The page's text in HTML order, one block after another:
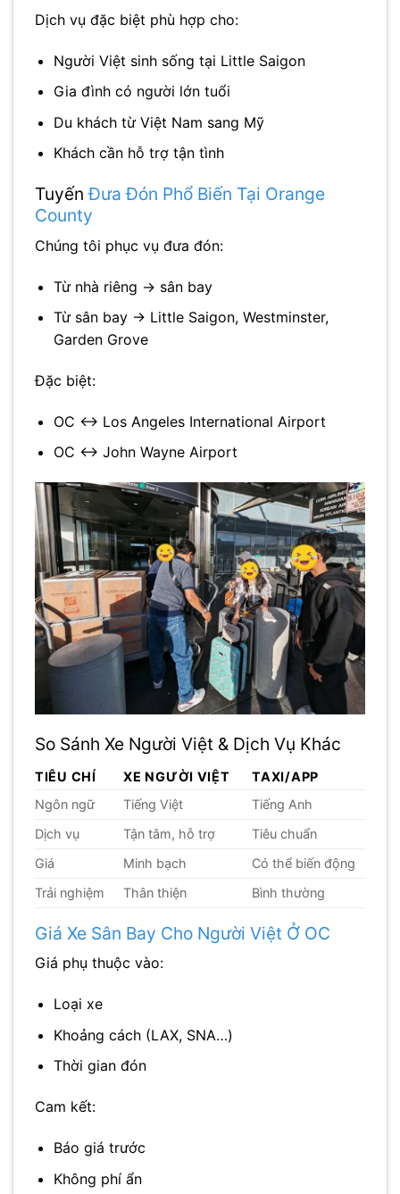
Dịch vụ đặc biệt phù hợp cho:
Người Việt sinh sống tại Little Saigon
Gia đình có người lớn tuổi
Du khách từ Việt Nam sang Mỹ
Khách cần hỗ trợ tận tình
TuyếnĐưa Đón Phổ Biến Tại Orange
County
Chúng tôi phục vụ đưa đón:
Từ nhà riêng → sân bay
Từ sân bay → Little Saigon, Westminster,
Garden Grove
Đặc biệt:
OC ↔ Los Angeles International Airport
OC ↔ John Wayne Airport
So Sánh Xe Người Việt & Dịch Vụ Khác
TIÊU CHÍ XE NGƯỜI VIỆT
TAXI/APP
Ngôn ngữ
Tiếng Việt
Tiếng Anh
Dịch vụ
Tận tâm, hỗ trợ
Tiêu chuẩn
Giá
Minh bạch
Có thể biến động
Trải nghiệm
Thân thiện Bình thường
Giá Xe Sân Bay Cho Người Việt Ở OC
Giá phụ thuộc vào:
Loại xe
Khoảng cách (LAX, SNA…)
Thời gian đón
Cam kết:
Báo giá trước
Không phí ẩn